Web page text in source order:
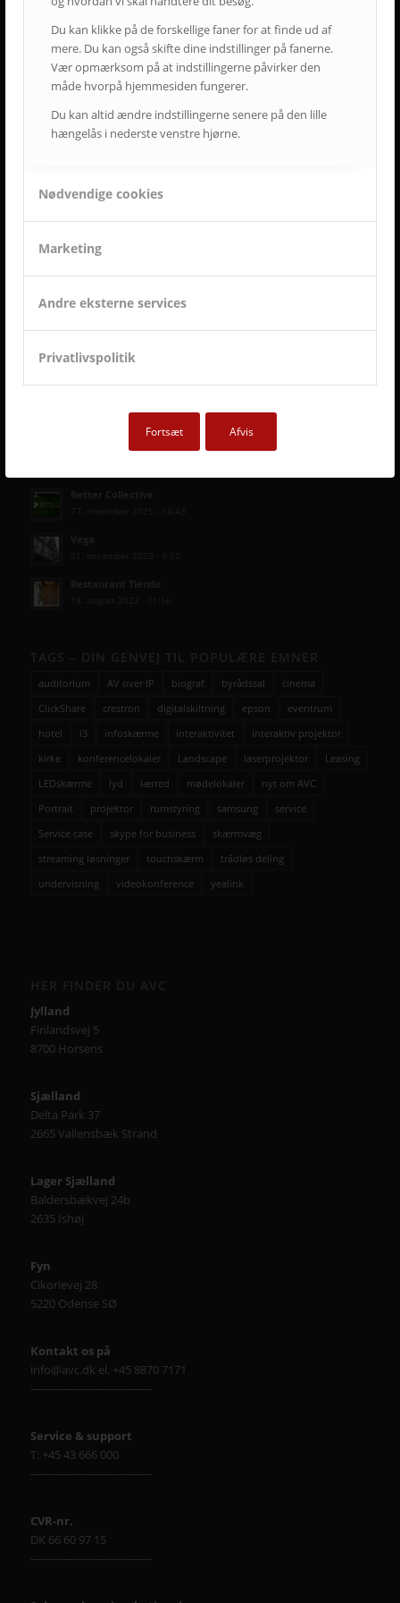
Du kan klikke på de forskellige faner for at finde ud af
mere. Du kan også skifte dine indstillinger på fanerne.
Vær opmærksom på at indstillingerne påvirker den
måde hvorpå hjemmesiden fungerer.
Du kan altid ændre indstillingerne senere på den lille
hængelås i nederste venstre hjørne.
Nødvendige cookies
Marketing
Andre eksterne services
Privatlivspolitik
Fortsæt Afvis
SENESTE AVC KAMPAGNER
Kampagne – Lenovo ThinkSmart One
17. maj 2026 - 12:22
auditorium AV over IP biograf byrådssal
cinema
ClickShare
crestron digitalskiltning epson
eventrum
hotel
i3 infoskærme interaktivitet
interaktiv projektor
kirke
konferencelokaler Landscape laserprojektor
Leasing
LEDskærme
lyd lærred mødelokaler
nyt om AVC
Portrait
projektor rumstyring samsung
service
Service case
skype for business
skærmvæg
streaming løsninger
touchskærm
trådløs deling
undervisning
videokonference yealink
Jylland
Finlandsvej 5
8700 Horsens
Sjælland
Delta Park 37
2665 Vallensbæk Strand
Lager Sjælland
Baldersbækvej 24b
2635 Ishøj
Fyn
Cikorievej 28
5220 Odense SØ
Kontakt os på
info@avc.dk el. +45 8870 7171
----------------------------------
Service & support
T: +45 43 666 000
----------------------------------
CVR-nr.
DK 66 60 97 15
----------------------------------